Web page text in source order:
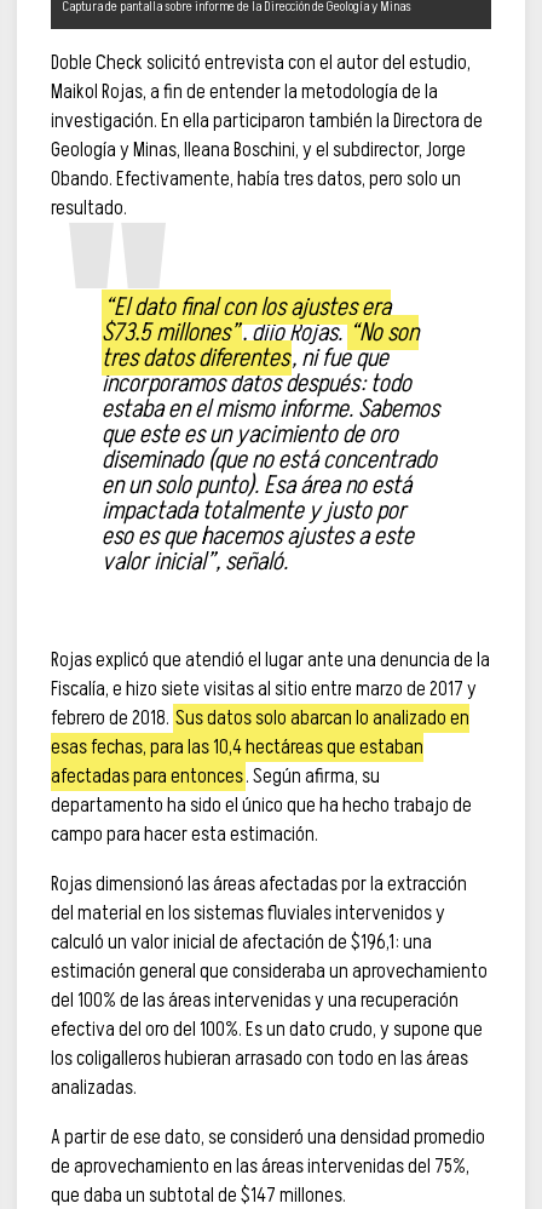
Captura de pantalla sobre informe de la Dirección de Geología y Minas
Doble Check solicitó entrevista con el autor del estudio,
Maikol Rojas, a fin de entender la metodología de la
investigación. En ella participaron también la Directora de
Geología y Minas, Ileana Boschini, y el subdirector, Jorge
Obando. Efectivamente, había tres datos, pero solo un
resultado.
“El dato final con los ajustes era
$73,5 millones”, dijo Rojas. “No son
tres datos diferentes, ni fue que
incorporamos datos después: todo
estaba en el mismo informe. Sabemos
que este es un yacimiento de oro
diseminado (que no está concentrado
en un solo punto). Esa área no está
impactada totalmente y justo por
eso es que hacemos ajustes a este
valor inicial”, señaló.
Rojas explicó que atendió el lugar ante una denuncia de la
Fiscalía, e hizo siete visitas al sitio entre marzo de 2017 y
febrero de 2018. Sus datos solo abarcan lo analizado en
esas fechas, para las 10,4 hectáreas que estaban
afectadas para entonces. Según afirma, su
departamento ha sido el único que ha hecho trabajo de
campo para hacer esta estimación.
Rojas dimensionó las áreas afectadas por la extracción
del material en los sistemas fluviales intervenidos y
calculó un valor inicial de afectación de $196,1: una
estimación general que consideraba un aprovechamiento
del 100% de las áreas intervenidas y una recuperación
efectiva del oro del 100%. Es un dato crudo, y supone que
los coligalleros hubieran arrasado con todo en las áreas
analizadas.
A partir de ese dato, se consideró una densidad promedio
de aprovechamiento en las áreas intervenidas del 75%,
que daba un subtotal de $147 millones.